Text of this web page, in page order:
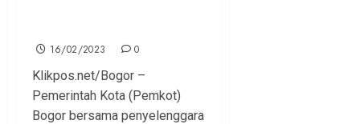
16/02/2023 0
Klikpos.net/Bogor –
Pemerintah Kota (Pemkot)
Bogor bersama penyelenggara